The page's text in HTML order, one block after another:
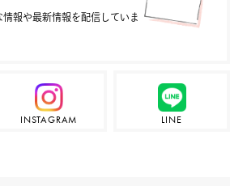
報や最新情報を配信していま
INSTAGRAM LINE